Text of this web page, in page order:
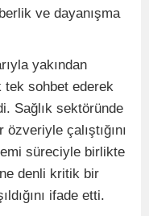
ve dayanışma
yakından
tek sohbet ederek
Sağlık sektöründe
çalıştığını
süreciyle birlikte
denli kritik bir
ifade etti.